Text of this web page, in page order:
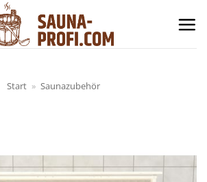
Start » Saunazubehör